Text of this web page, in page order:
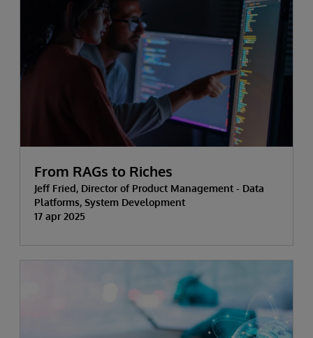
From RAGs to Riches
Jeff Fried, Director of Product Management - Data
Platforms, System Development
17 apr 2025